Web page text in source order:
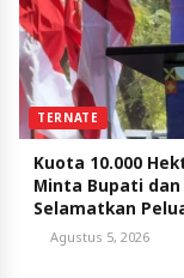
TERNATE
Kuota 10.000
Minta Bupati dan
Selamatkan
Agustus 5, 2026